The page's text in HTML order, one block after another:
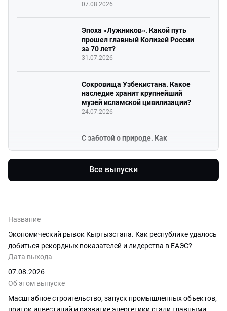
07.08.2026
Эпоха «Лужников». Какой путь
прошел главный Колизей России
за 70 лет?
31.07.2026
Сокровища Узбекистана. Какое
наследие хранит крупнейший
музей исламской цивилизации?
24.07.2026
С заботой о природе. Как
19.07.2026
Главное достояние кочевника –
Финансовая грамотность. Как
алматинских школьников
Все выпуски
Название
Экономический рывок Кыргызстана. Как республике удалось
добиться рекордных показателей и лидерства в ЕАЭС?
Дата выхода
07.08.2026
Об этом выпуске
Масштабное строительство, запуск промышленных объектов,